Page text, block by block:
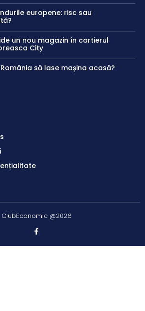
europene: risc sau
un nou magazin în cartierul
City
să lase mașina acasă?
ClubEconomic @2026